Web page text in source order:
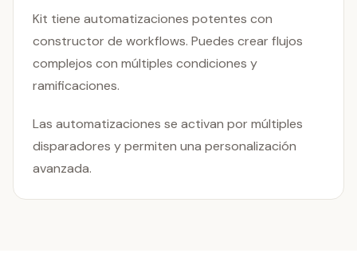
Kit tiene automatizaciones potentes con
constructor de workflows. Puedes crear flujos
complejos con múltiples condiciones y
ramificaciones.
Las automatizaciones se activan por múltiples
disparadores y permiten una personalización
avanzada.